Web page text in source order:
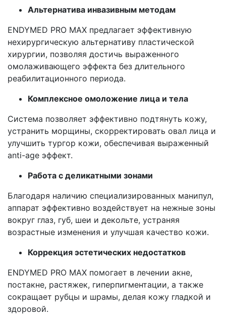
Альтернатива инвазивным методам
ENDYMED PRO MAX предлагает эффективную
нехирургическую альтернативу пластической
хирургии, позволяя достичь выраженного
омолаживающего эффекта без длительного
реабилитационного периода.
Комплексное омоложение лица и тела
Система позволяет эффективно подтянуть кожу,
устранить морщины, скорректировать овал лица и
улучшить тургор кожи, обеспечивая выраженный
anti-age эффект.
Работа с деликатными зонами
Благодаря наличию специализированных манипул,
аппарат эффективно воздействует на нежные зоны
вокруг глаз, губ, шеи и декольте, устраняя
возрастные изменения и улучшая качество кожи.
Коррекция эстетических недостатков
ENDYMED PRO MAX помогает в лечении акне,
постакне, растяжек, гиперпигментации, а также
сокращает рубцы и шрамы, делая кожу гладкой и
здоровой.